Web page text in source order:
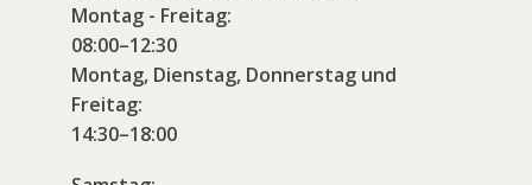
Montag - Freitag:
08:00–12:30
Montag, Dienstag, Donnerstag und
Freitag:
14:30–18:00